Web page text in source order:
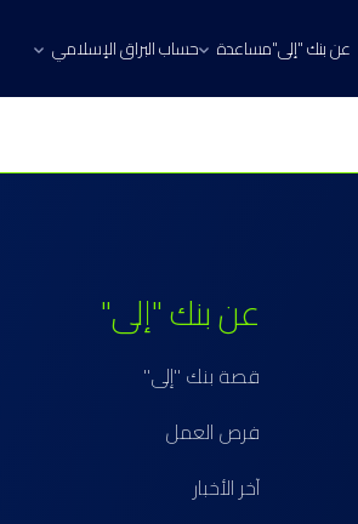
عن بنك "إلى"مساعدة حساب البراق الإسلامي
عن بنك "إلى"
قصة بنك "إلى"
فرص العمل
آخر الأخبار